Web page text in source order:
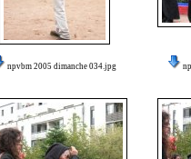
npvbm 2005 dimanche 034.jpg